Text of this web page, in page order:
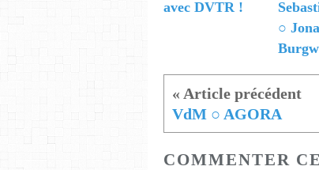
avec DVTR !
○
VdM ○ AGORA
COMMENTER